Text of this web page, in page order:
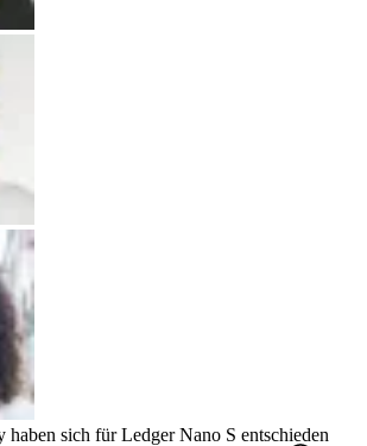
haben sich fürLedger Nano S entschieden